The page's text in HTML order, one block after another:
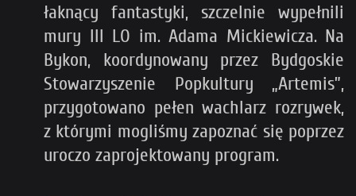
łaknący fantastyki, szczelnie wypełnili
mury III LO im. Adama Mickiewicza. Na
Bykon, koordynowany przez Bydgoskie
Stowarzyszenie Popkultury „Artemis”,
przygotowano pełen wachlarz rozrywek,
z którymi mogliśmy zapoznać się poprzez
uroczo zaprojektowany program.